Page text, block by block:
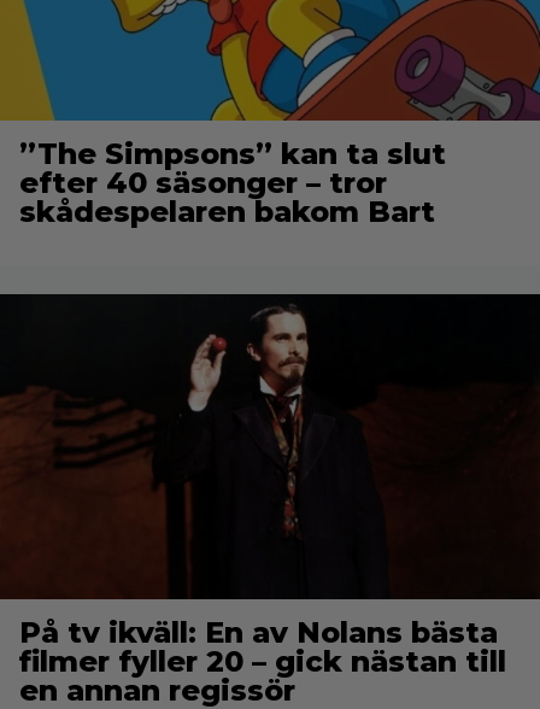
”The Simpsons” kan ta slut
efter 40 säsonger – tror
skådespelaren bakom Bart
På tv ikväll: En av Nolans bästa
filmer fyller 20 – gick nästan till
en annan regissör